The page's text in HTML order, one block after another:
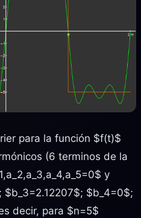
para la función $f(t)$
(6 terminos de la
y
$b_4=0$;
decir, para $n=5$